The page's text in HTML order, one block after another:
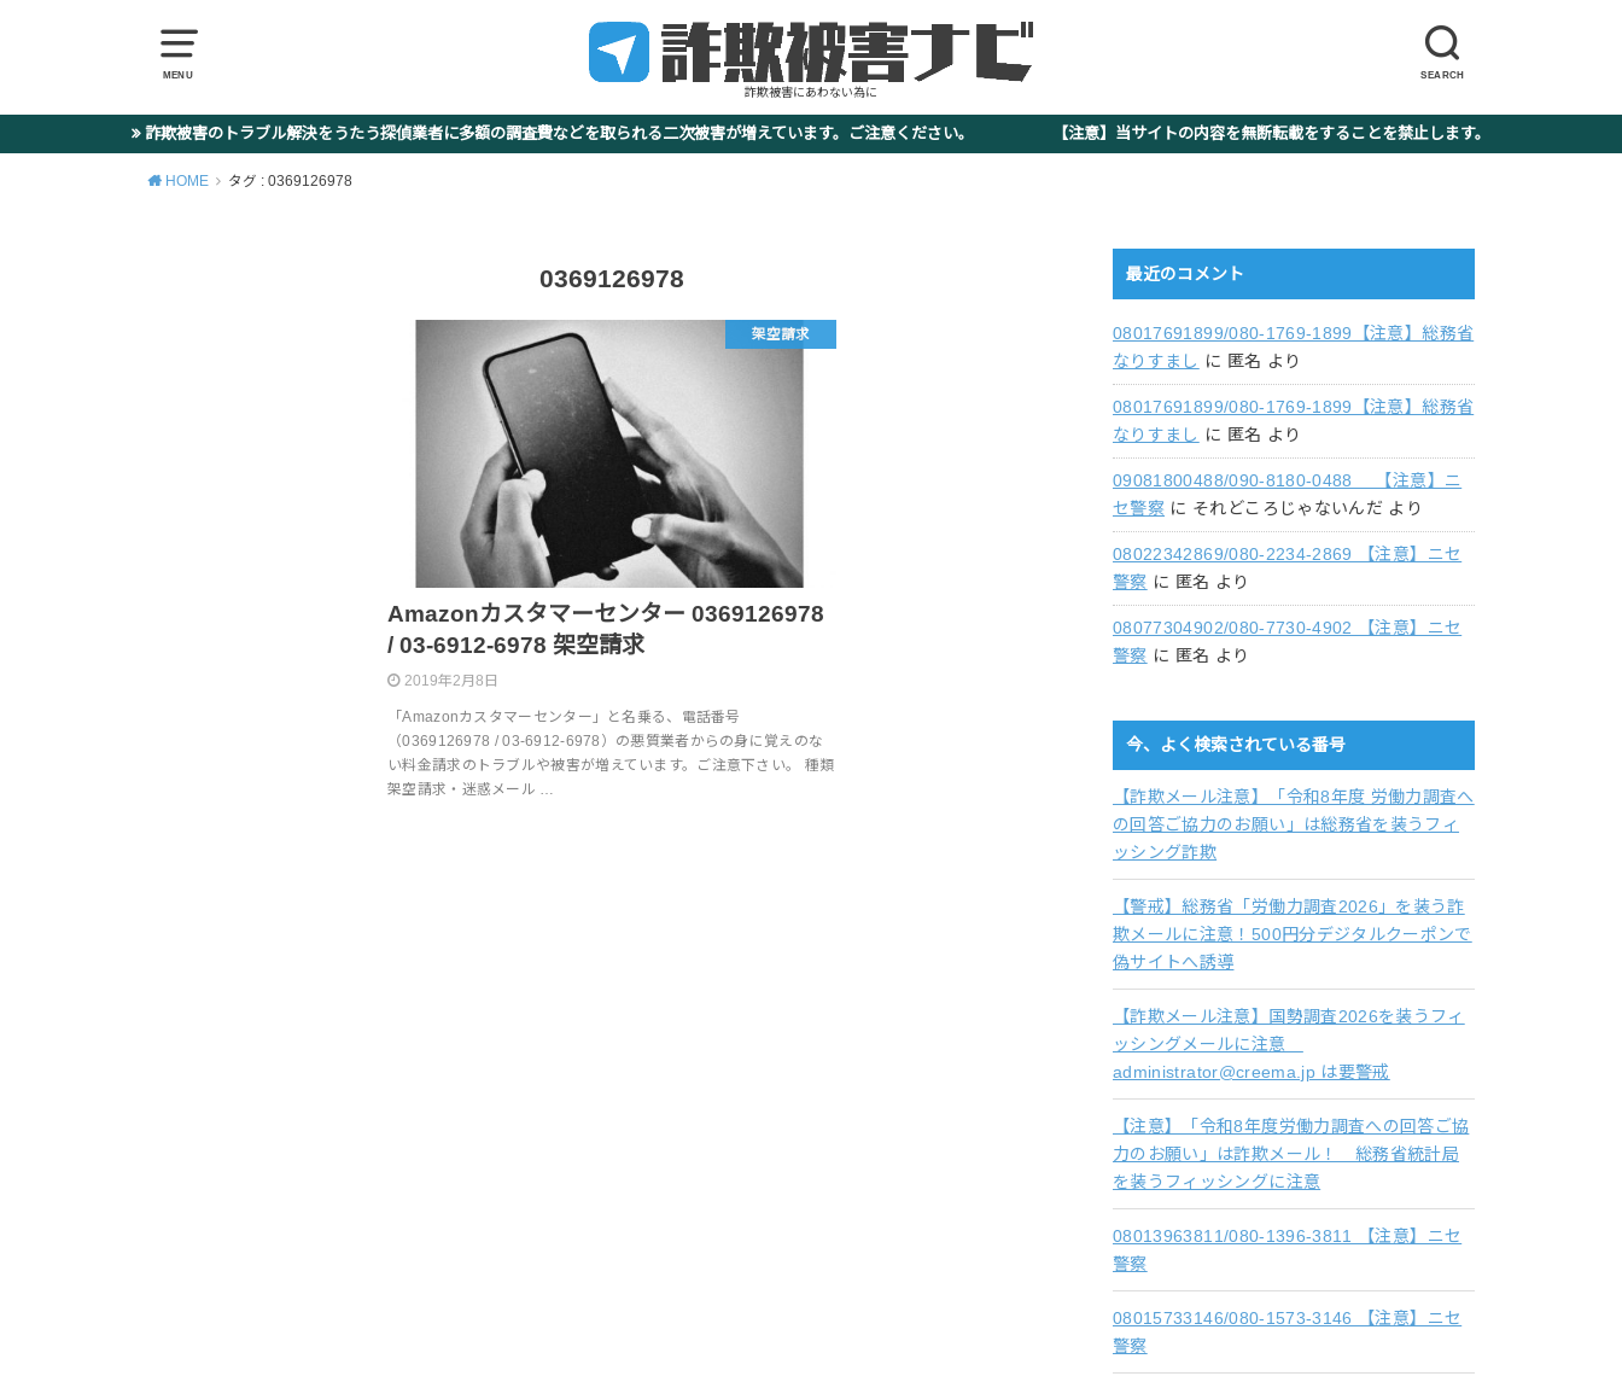
MENU SEARCH
詐欺被害にあわない為に
詐欺被害のトラブル解決をうたう探偵業者に多額の調査費などを取られる二次被害が増えています。ご注意ください。 【注意】当サイトの内容を無断転載をすることを禁止します。
HOME タグ : 0369126978
0369126978
架空請求
Amazonカスタマーセンター 0369126978
/ 03-6912-6978 架空請求
2019年2月8日
「Amazonカスタマーセンター」と名乗る、電話番号
（0369126978 / 03-6912-6978）の悪質業者からの身に覚えのな
い料金請求のトラブルや被害が増えています。ご注意下さい。 種類
架空請求・迷惑メール …
最近のコメント
08017691899/080-1769-1899【注意】総務省
なりすまし に 匿名 より
08017691899/080-1769-1899【注意】総務省
なりすまし に 匿名 より
09081800488/090-8180-0488 【注意】ニ
セ警察 に それどころじゃないんだ より
08022342869/080-2234-2869 【注意】ニセ
警察 に 匿名 より
08077304902/080-7730-4902 【注意】ニセ
警察 に 匿名 より
今、よく検索されている番号
【詐欺メール注意】「令和8年度 労働力調査へ
の回答ご協力のお願い」は総務省を装うフィ
ッシング詐欺
【警戒】総務省「労働力調査2026」を装う詐
欺メールに注意！500円分デジタルクーポンで
偽サイトへ誘導
【詐欺メール注意】国勢調査2026を装うフィ
ッシングメールに注意
administrator@creema.jp は要警戒
【注意】「令和8年度労働力調査への回答ご協
力のお願い」は詐欺メール！ 総務省統計局
を装うフィッシングに注意
08013963811/080-1396-3811 【注意】ニセ
警察
08015733146/080-1573-3146 【注意】ニセ
警察